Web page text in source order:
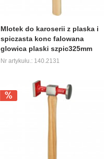
Mlotek do karoserii z plaska i
spiczasta konc falowana
glowica plaski szpic325mm
Nr artykułu.: 140.2131